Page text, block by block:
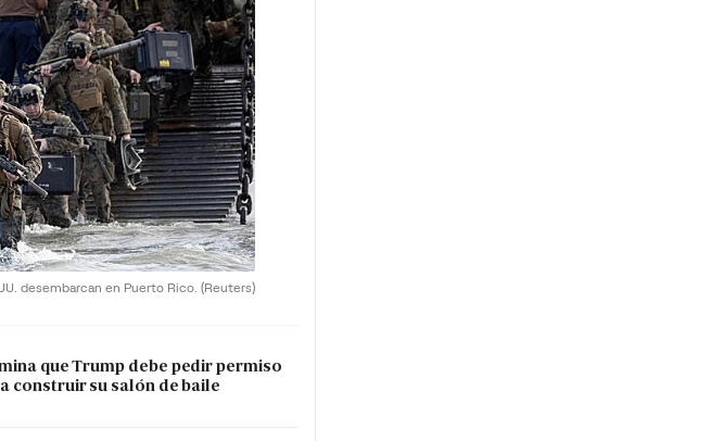
desembarcan en Puerto Rico. (Reuters)
que Trump debe pedir permiso
construir su salón de baile